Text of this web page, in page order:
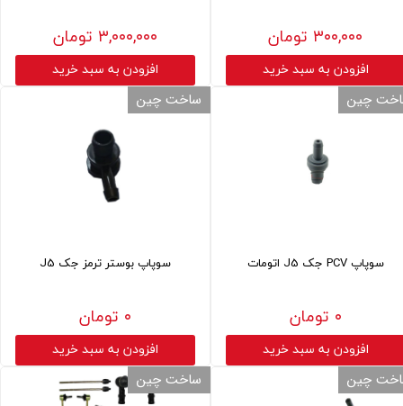
۳۰۰,۰۰۰ تومان
افزودن به سبد خرید
۳,۰۰۰,۰۰۰ تومان
افزودن به سبد خرید
سوپاپ PCV جک J5 اتومات
۰ تومان
افزودن به سبد خرید
چین
سوپاپ بوستر ترمز جک J5
۰ تومان
افزودن به سبد خرید
ساخت چین
چین ساخت چین